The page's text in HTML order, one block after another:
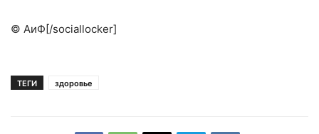
© АиФ[/sociallocker]
ТЕГИ здоровье